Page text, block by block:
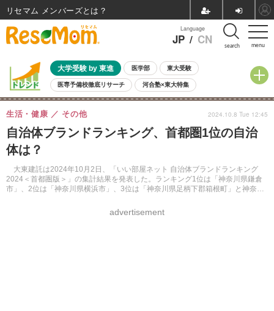
menu
Language
JP / CN search
大学受験 by 東進 医学部 東大受験
医専予備校徹底リサーチ 河合塾×東大特集
親子で考える大学選び 高校受験 中学受験 小学校受験
共通テスト 夏休み
8月開催イベント・WS 全国公立高校 過去問 人気記事
自由研究教材（小学生向け）
自治体ブランドランキング、首都圏1位の自治
体は？
大東建託は2024年10月2日、「いい部屋ネット 自治体ブランドランキング
2024＜首都圏版＞」の集計結果を発表した。ランキング1位は「神奈川県鎌倉
市」、2位は「神奈川県横浜市」、3位は「神奈川県足柄下郡箱根町」と神奈川
生活・健康 その他
advertisement
2024.10.8 Tue 12:45
リセマム メンバーズ